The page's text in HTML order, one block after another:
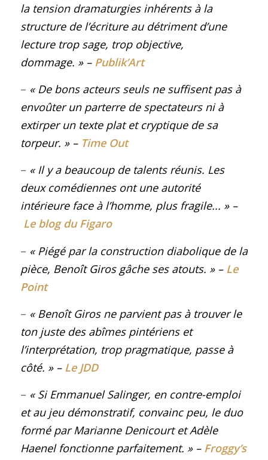
la tension dramaturgies inhérents à la
structure de l’écriture au détriment d’une
lecture trop sage, trop objective,
dommage. » – Publik’Art
– « De bons acteurs seuls ne suffisent pas à
envoûter un parterre de spectateurs ni à
extirper un texte plat et cryptique de sa
torpeur. » – Time Out
– « Il y a beaucoup de talents réunis. Les
deux comédiennes ont une autorité
intérieure face à l’homme, plus fragile... » –
Le blog du Figaro
– « Piégé par la construction diabolique de la
pièce, Benoît Giros gâche ses atouts. » – Le
Point
– « Benoît Giros ne parvient pas à trouver le
ton juste des abîmes pintériens et
l’interprétation, trop pragmatique, passe à
côté. » – Le JDD
– « SiEmmanuel Salinger, en contre-emploi
et au jeu démonstratif, convainc peu, le duo
formé parMarianne DenicourtetAdèle
Haenel fonctionne parfaitement. » – Froggy’s